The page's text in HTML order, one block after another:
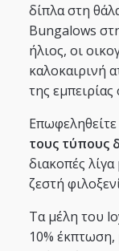
δίπλα στη
Bungalows
ήλιος, οι
καλοκαιρινή
της εμπειρίας
Επωφεληθείτε
τους τύπους
διακοπές
ζεστή
Τα μέλη του
10%